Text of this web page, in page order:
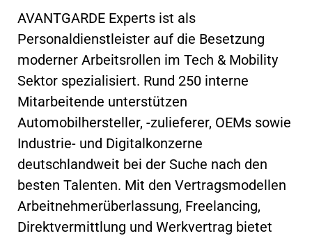
AVANTGARDE Experts ist als
Personaldienstleister auf die Besetzung
moderner Arbeitsrollen im Tech & Mobility
Sektor spezialisiert. Rund 250 interne
Mitarbeitende unterstützen
Automobilhersteller, -zulieferer, OEMs sowie
Industrie- und Digitalkonzerne
deutschlandweit bei der Suche nach den
besten Talenten. Mit den Vertragsmodellen
Arbeitnehmerüberlassung, Freelancing,
Direktvermittlung und Werkvertrag bietet